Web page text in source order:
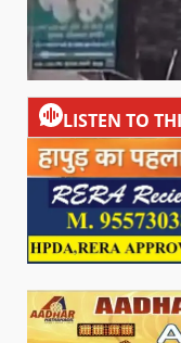
LISTEN TO